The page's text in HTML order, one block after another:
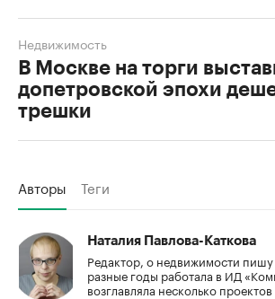
В Москве на торги
допетровской эпохи
трешки
Недвижимость
Авторы Теги
Наталия Павлова-Каткова
Редактор, о недвижимости пишу
разные годы работала в ИД
возглавляла несколько